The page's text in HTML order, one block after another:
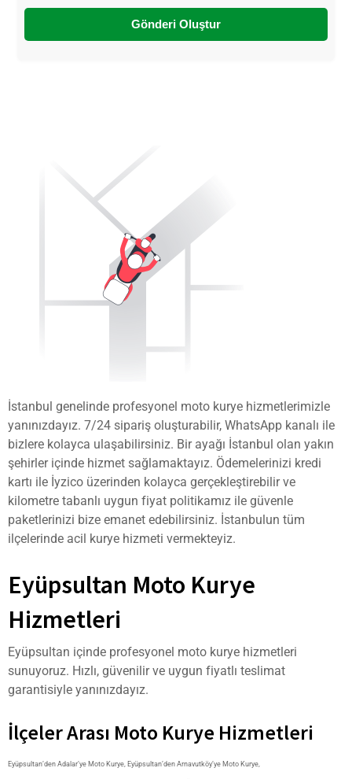
Gönderi Oluştur
İstanbul genelinde profesyonel moto kurye hizmetlerimizle
yanınızdayız. 7/24 sipariş oluşturabilir, WhatsApp kanalı ile
bizlere kolayca ulaşabilirsiniz. Bir ayağı İstanbul olan yakın
şehirler içinde hizmet sağlamaktayız. Ödemelerinizi kredi
kartı ile İyzico üzerinden kolayca gerçekleştirebilir ve
kilometre tabanlı uygun fiyat politikamız ile güvenle
paketlerinizi bize emanet edebilirsiniz. İstanbulun tüm
ilçelerinde acil kurye hizmeti vermekteyiz.
Eyüpsultan Moto Kurye
Hizmetleri
Eyüpsultan içinde profesyonel moto kurye hizmetleri
sunuyoruz. Hızlı, güvenilir ve uygun fiyatlı teslimat
garantisiyle yanınızdayız.
İlçeler Arası Moto Kurye Hizmetleri
Eyüpsultan’den Adalar’ye Moto Kurye, Eyüpsultan’den Arnavutköy’ye Moto Kurye,